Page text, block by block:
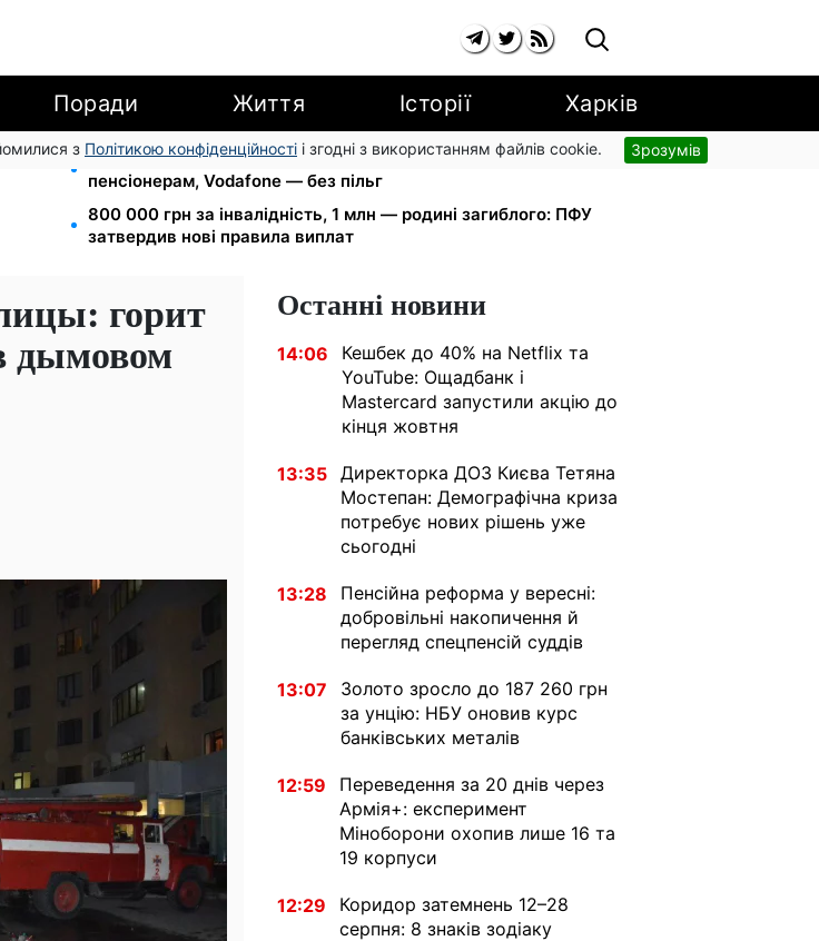
Поради Життя Історії Харків
з Політикою конфіденційності і згодні з використанням файлів cookie. Зрозумів
від
Тариф від 190 грн на місяць: Київстар і lifecell дають знижки
пенсіонерам, Vodafone — без пільг
800 000 грн за інвалідність, 1 млн — родині загиблого: ПФУ
затвердив нові правила виплат
горит
дымовом
Останні новини
14:06
Кешбек до 40% на Netflix та
YouTube: Ощадбанк і
Mastercard запустили акцію до
кінця жовтня
13:35 Директорка ДОЗ Києва Тетяна
Мостепан: Демографічна криза
потребує нових рішень уже
сьогодні
13:28
Пенсійна реформа у вересні:
добровільні накопичення й
перегляд спецпенсій суддів
13:07
Золото зросло до 187 260 грн
за унцію: НБУ оновив курс
банківських металів
12:59
Переведення за 20 днів через
Армія+: експеримент
Міноборони охопив лише 16 та
19 корпуси
12:29
Коридор затемнень 12–28
серпня: 8 знаків зодіаку